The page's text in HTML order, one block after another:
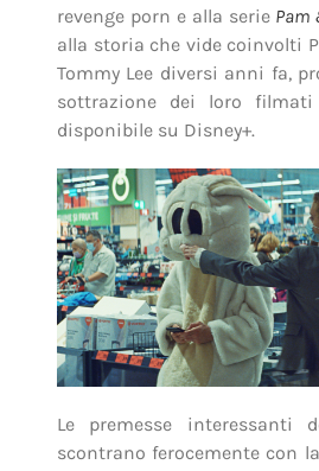
revenge porn e alla serie Pam
alla storia che vide coinvolti
Tommy Lee diversi anni fa,
sottrazione dei loro
disponibile su Disney+.
Le premesse interessanti
scontrano ferocemente con